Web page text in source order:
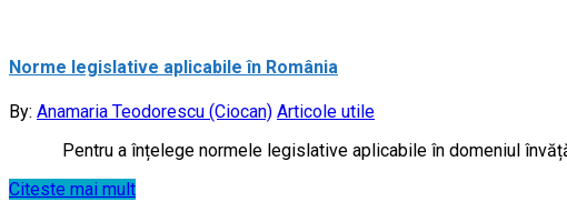
Norme legislative aplicabile în România
By: Anamaria Teodorescu (Ciocan) Articole utile
Pentru a înțelege normele legislative aplicabile în domeniul
Citeste mai mult